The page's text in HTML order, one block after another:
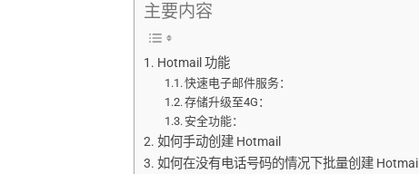
主要内容
Hotmail 功能
快速电子邮件服务：
存储升级至4G：
安全功能：
如何手动创建 Hotmail
如何在没有电话号码的情况下批量创建 Hotmail